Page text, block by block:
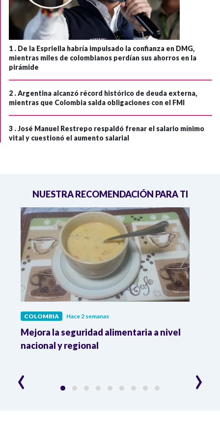
1 . De la Espriella habría impulsado la confianza en DMG,
mientras miles de colombianos perdían sus ahorros en la
pirámide
2 .Argentina alcanzó récord histórico de deuda externa,
mientras que Colombia salda obligaciones con el FMI
3 .José Manuel Restrepo respaldó frenar el salario mínimo
vital y cuestionó el aumento salarial
NUESTRA RECOMENDACIÓN PARA TI
COLOMBIA Hace 2 semanas
Mejora la seguridad alimentaria a nivel
nacional y regional
‹ ›